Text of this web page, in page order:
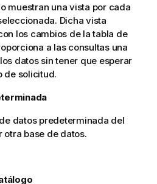
muestran una vista por cada
Dicha vista
los cambios de la tabla de
a las consultas una
datos sin tener que esperar
de solicitud.
datos predeterminada del
base de datos.